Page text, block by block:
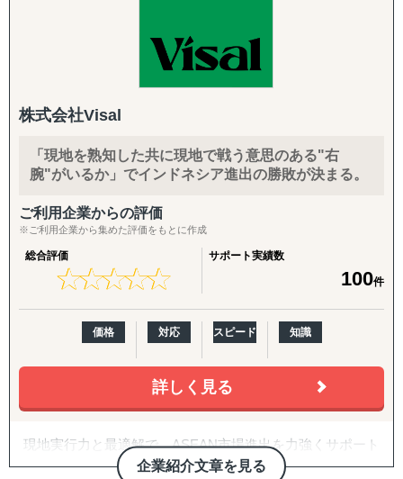
◆以下は個別施策として各専門家チームが対応します。
『市場把握TEAM』
目的：海外現地を理解し、事業の成功可能性を高める
↳ 競合調査
↳ 企業信用調査
『集客活動チーム』
目的：海外現地で“売れる”ためのマーケティング活動を確
↳ 多言語サイト制作
↳ EC運用
↳ SNS運用
↳ インフルエンサー施策
↳ 画像・動画コンテンツ制作
目的：海外現地で最適なパートナーとの取引を創出する
↳ 商談向け資料制作
立案と米国現地での実行を、同じチームでシームレスにつ
なぐ体制を強みとしています。
年間約50社、累計100社以上の日本企業の海外進出をご支
援。食品・日用品・キッチン用品・伝統工芸品・スポーツ
用品・機械部品・化粧品など、対応業界は10以上にわたり
ます。「英語ができない」「輸出経験がない」中小企業の
最初の一歩から、本格的な売上拡大までを、日本語で安心
【こんなお悩みをお持ちの企業さまへ】
・海外展開に興味はあるが、「どの国に・何を・どうやっ
て」売るかの方向性が定まっていない
・現地に売り込む営業リソース・ノウハウが社内にない
・自社に合うパートナー・代理店をどう探せばよいかわか
・Amazon USや越境ECに出したいが、出品・運用のノウ
・FDA登録の進め方や、現地物流の組み方に不安がある
【サービス概要】
株式会社Visal
「現地を熟知した共に現地で戦う意思のある"右
腕"がいるか」でインドネシア進出の勝敗が決まる。
ご利用企業からの評価
※ご利用企業から集めた評価をもとに作成
総合評価
★★★★★
★★★★★
サポート実績数
100件
価格 対応 スピード 知識
詳しく見る
企業紹介文章を見る
現地実行力と最適解で、ASEAN市場進出を力強くサポート
する。